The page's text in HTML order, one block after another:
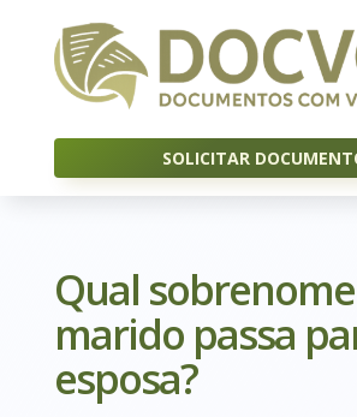
SOLICITAR
Qual
marido passa
esposa?